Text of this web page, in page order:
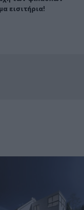
εισιτήρια!